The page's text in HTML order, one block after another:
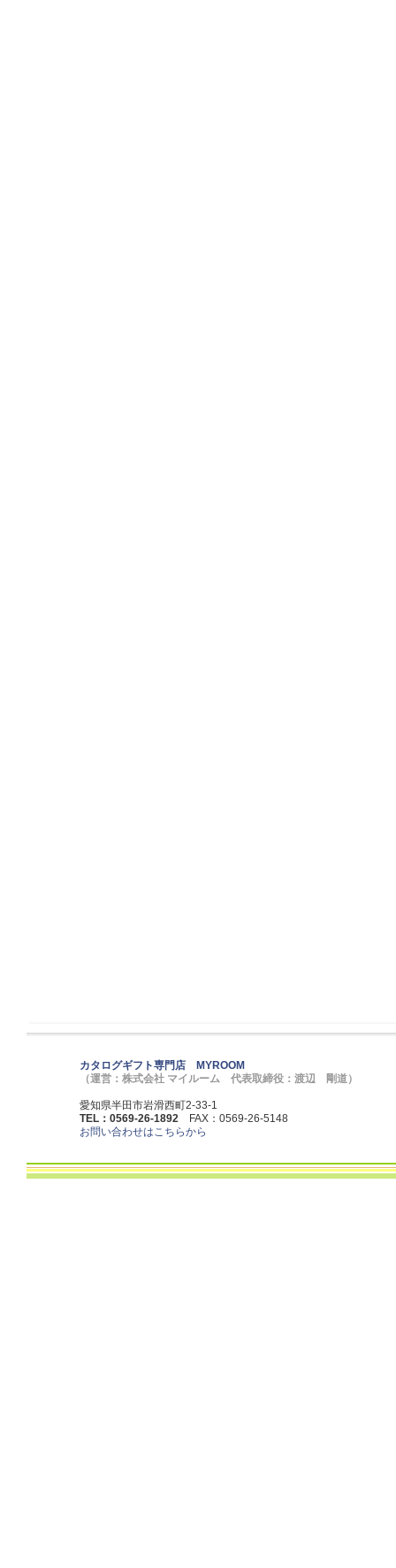
カタログギフト専門店 MYROOM
（運営：株式会社 マイルーム 代表取締役：渡辺 剛道）
愛知県半田市岩滑西町2-33-1
TEL：0569-26-1892 FAX：0569-26-5148
お問い合わせはこちらから